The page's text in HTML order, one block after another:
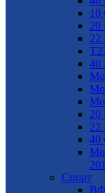
10
20
22
40
20
22
40
Спорт